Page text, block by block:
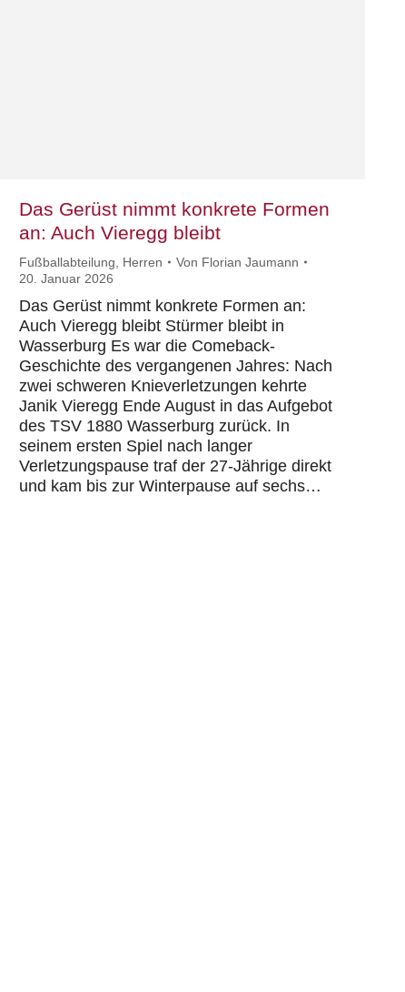
Das Gerüst nimmt konkrete Formen
an: Auch Vieregg bleibt
Fußballabteilung Herren Von Florian Jaumann
20. Januar 2026
Das Gerüst nimmt konkrete Formen an:
Auch Vieregg bleibt Stürmer bleibt in
Wasserburg Es war die Comeback-
Geschichte des vergangenen Jahres: Nach
zwei schweren Knieverletzungen kehrte
Janik Vieregg Ende August in das Aufgebot
des TSV 1880 Wasserburg zurück. In
seinem ersten Spiel nach langer
Verletzungspause traf der 27-Jährige direkt
und kam bis zur Winterpause auf sechs…